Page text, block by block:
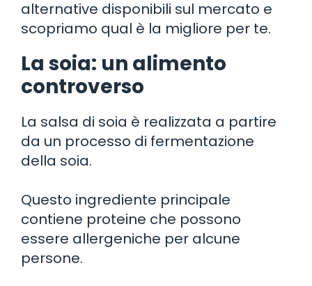
alternative disponibili sul mercato e
scopriamo qual è la migliore per te.
La soia: un alimento
controverso
La salsa di soia è realizzata a partire
da un processo di fermentazione
della soia.
Questo ingrediente principale
contiene proteine che possono
essere allergeniche per alcune
persone.